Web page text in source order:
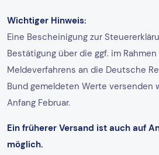
Wichtiger Hinweis:
Eine Bescheinigung zur
Bestätigung über die ggf. im
Meldeverfahrens an die Deutsche
Bund gemeldeten Werte versenden
Anfang Februar.
Ein früherer Versand ist auch auf
möglich.